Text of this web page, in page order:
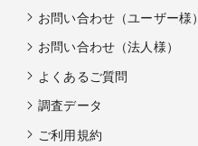
お問い合わせ（ユーザー様）
お問い合わせ（法人様）
よくあるご質問
調査データ
ご利用規約